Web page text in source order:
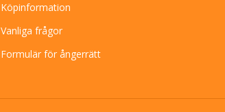
Köpinformation
Vanliga frågor
Formulär för ångerrätt